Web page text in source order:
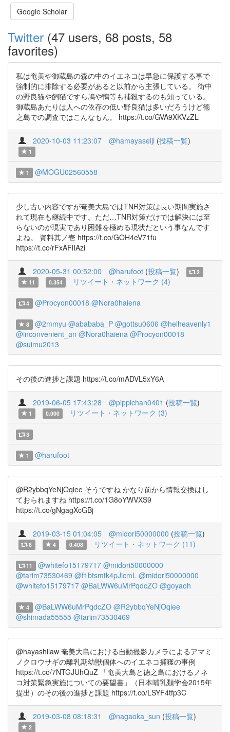
Google Scholar
Twitter (47 users, 68 posts, 58
favorites)
私は奄美や御蔵島の森の中のイエネコは早急に保護する事で
強制的に排除する必要があると以前から主張している。 街中
の野良猫や飼猫ですら鳩や鴨等も補殺するのも知っている。
御蔵島あたりは人への依存の低い野良猫は多いだろうけど徳
之島での調査ではこんなもん。 https://t.co/GVA9XKVzZL
2020-10-03 11:23:07 @hamayaseiji (投稿一覧)
1
1 @MOGU02560558
少し古い内容ですが奄美大島ではTNR対策は長い期間実施さ
れて現在も継続中です。ただ…TNR対策だけでは解決には至
らないのが現実であり困難を極める現状だという事なんです
よね。 資料其ノ壱 https://t.co/GOH4eV71fu
https://t.co/rFxAFlIAzi
2020-05-31 00:52:00 @harufoot (投稿一覧)
2
11
0.354 リツイート・ネットワーク (4)
4 @Procyon00018 @Nora0haiena
8 @2mmyu @abababa_P @gottsu0606 @helheavenly1
@inconvenient_an @Nora0haiena @Procyon00018
@suimu2013
その後の進捗と課題 https://t.co/mADVL5xY6A
2019-06-05 17:43:28 @pippichan0401 (投稿一覧)
1 0.000 リツイート・ネットワーク (3)
3
1 @harufoot
@R2ybbqYeNjOqiee そうですね かなり前から情報交換はし
ておられますね https://t.co/1G8oYWVXS9
https://t.co/gNgagXcGBj
2019-03-15 01:04:05 @midori50000000 (投稿一覧)
8 4 0.408 リツイート・ネットワーク (11)
11 @whitefo15179717 @midori50000000
@tarim73530469 @f1btsmtk4pJicmL @midori50000000
@whitefo15179717 @BaLWW6uMrPqdcZO @goyaoh
4 @BaLWW6uMrPqdcZO @R2ybbqYeNjOqiee
@shimada55555 @tarim73530469
@hayashilaw 奄美大島における自動撮影カメラによるアマミ
ノクロウサギの離乳期幼獣個体へのイエネコ捕獲の事例
https://t.co/7NTGJUhQuZ 「奄美大島と徳之島におけるノネ
コ対策緊急実施についての要望書」（日本哺乳類学会2015年
提出）のその後の進捗と課題 https://t.co/LSYF4tfp3C
2019-03-08 08:18:31 @nagaoka_sun (投稿一覧)
2